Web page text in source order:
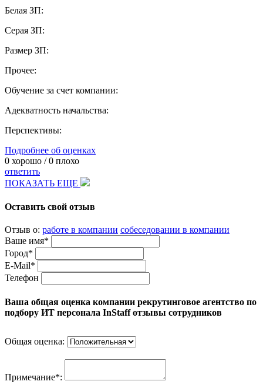
Белая ЗП:
Серая ЗП:
Размер ЗП:
Прочее:
Обучение за счет компании:
Адекватность начальства:
Перспективы:
Подробнее об оценках
0 хорошо /0 плохо
ответить
ПОКАЗАТЬ ЕЩЕ
Оставить свой отзыв
Отзыв о: работе в компании собеседовании в компании
Ваше имя*
Город*
E-Mail*
Телефон
Ваша общая оценка компании рекрутинговое агентство по
подбору ИТ персонала InStaff отзывы сотрудников
Общая оценка:
Примечание*: